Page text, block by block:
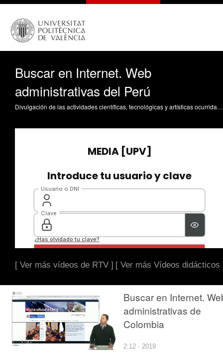
Buscar en Internet. Web
administrativas del Perú
Divulgación de las actividades científicas, tecnológicas y artísticas ocurridas en los tres campus de la UPV
[ Ver más vídeos de RTV ] [ Ver más Vídeos didácticos
Buscar en Internet.
administrativas de
Colombia
2:12 · 2019